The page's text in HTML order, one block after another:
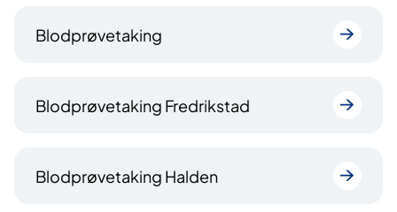
Blodprøvetaking
Blodprøvetaking Fredrikstad
Blodprøvetaking Halden